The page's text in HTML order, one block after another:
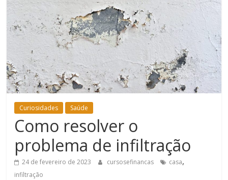
Estar
Curiosidades Saúde
Como resolver o
problema de infiltração
24 de fevereiro de 2023 cursosefinancas casa,
infiltração